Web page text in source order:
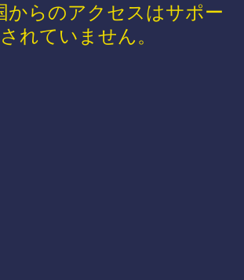
からのアクセスはサポー
されていません。